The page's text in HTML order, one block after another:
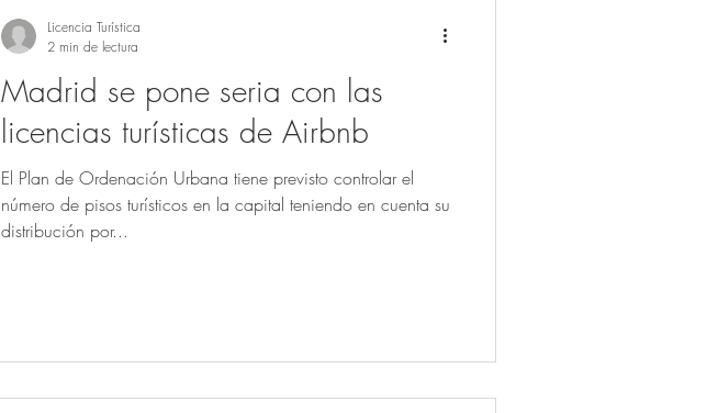
Madrid se pone seria con las
licencias turísticas de Airbnb
El Plan de Ordenación Urbana tiene previsto controlar el
número de pisos turísticos en la capital teniendo en cuenta su
distribución por...
Licencia Turística
2 min de lectura